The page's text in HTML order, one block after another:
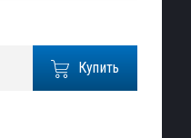
Купить